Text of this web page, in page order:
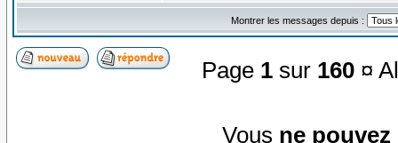
Montrer les messages depuis :
Page 1 sur 160 ¤
Vous ne pouvez